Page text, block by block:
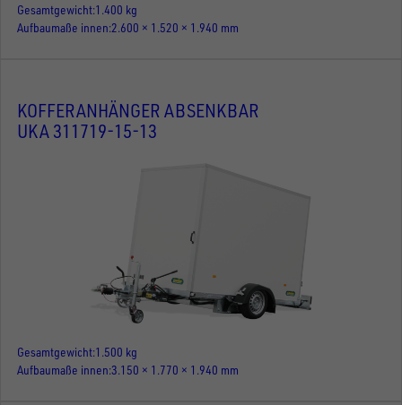
Gesamtgewicht 1.400 kg
Aufbaumaße innen 2.600 × 1.520 × 1.940 mm
KOFFERANHÄNGER ABSENKBAR
UKA 311719-15-13
Gesamtgewicht 1.500 kg
Aufbaumaße innen 3.150 × 1.770 × 1.940 mm